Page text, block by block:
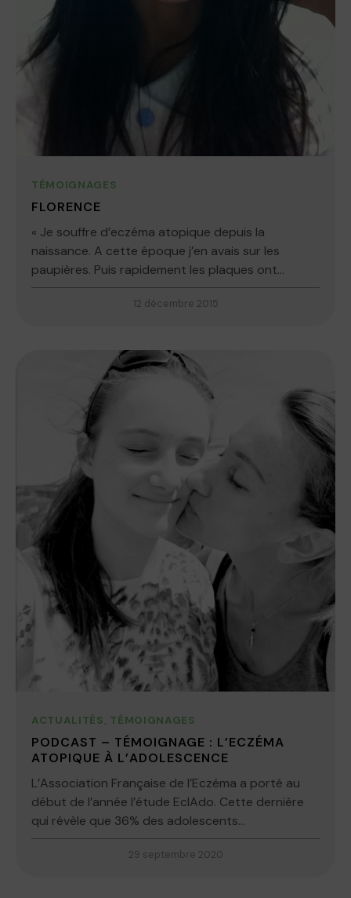
TÉMOIGNAGES
FLORENCE
« Je souffre d’eczéma atopique depuis la
naissance. A cette époque j’en avais sur les
paupières. Puis rapidement les plaques ont...
12 décembre 2015
ACTUALITÉS, TÉMOIGNAGES
PODCAST – TÉMOIGNAGE : L’ECZÉMA
ATOPIQUE À L’ADOLESCENCE
L’Association Française de l’Eczéma a porté au
début de l’année l’étude EclAdo. Cette dernière
qui révèle que 36% des adolescents...
29 septembre 2020